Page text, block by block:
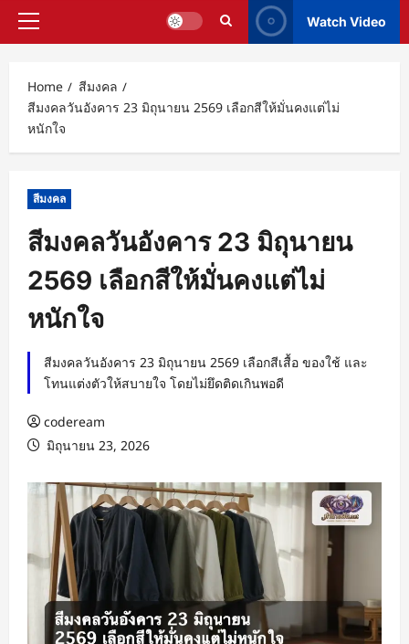
Primary
Watch Video
Home
สีมงคล
สีมงคลวันอังคาร 23 มิถุนายน 2569 เลือกสีให้มั่นคงแต่ไม่
หนักใจ
สีมงคล
สีมงคลวันอังคาร 23 มิถุนายน
2569 เลือกสีให้มั่นคงแต่ไม่
หนักใจ
สีมงคลวันอังคาร 23 มิถุนายน 2569 เลือกสีเสื้อ ของใช้ และ
โทนแต่งตัวให้สบายใจ โดยไม่ยึดติดเกินพอดี
codeream
มิถุนายน 23, 2026